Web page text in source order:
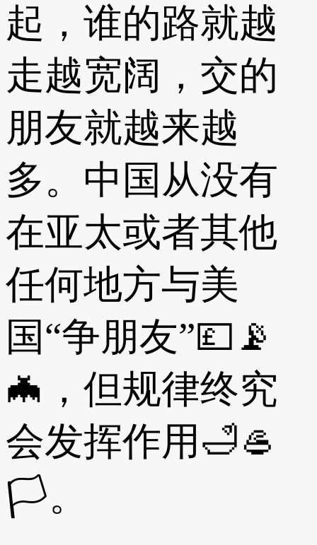
起，谁的路就越
走越宽阔，交的
朋友就越来越
多。中国从没有
在亚太或者其他
任何地方与美
国“争朋友”💷📡
🦇，但规律终究
会发挥作用🛁🥌
🏳。